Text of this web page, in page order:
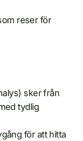
reser för
sker från
tydlig
för att hitta